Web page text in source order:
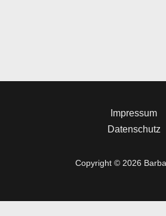
Impressum
Datenschutz
Copyright © 2026